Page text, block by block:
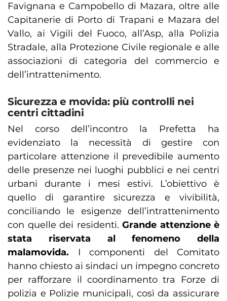
Favignana e Campobello di Mazara, oltre alle
Capitanerie di Porto di Trapani e Mazara del
Vallo, ai Vigili del Fuoco, all’Asp, alla Polizia
Stradale, alla Protezione Civile regionale e alle
associazioni di categoria del commercio e
dell’intrattenimento.
Sicurezza e movida: più controlli nei
centri cittadini
Nel corso dell’incontro la Prefetta ha
evidenziato la necessità di gestire con
particolare attenzione il prevedibile aumento
delle presenze nei luoghi pubblici e nei centri
urbani durante i mesi estivi. L’obiettivo è
quello di garantire sicurezza e vivibilità,
conciliando le esigenze dell’intrattenimento
con quelle dei residenti. Grande attenzione è
stata riservata al fenomeno della
malamovida.
I componenti del Comitato
hanno chiesto ai sindaci un impegno concreto
per rafforzare il coordinamento tra Forze di
polizia e Polizie municipali, così da assicurare